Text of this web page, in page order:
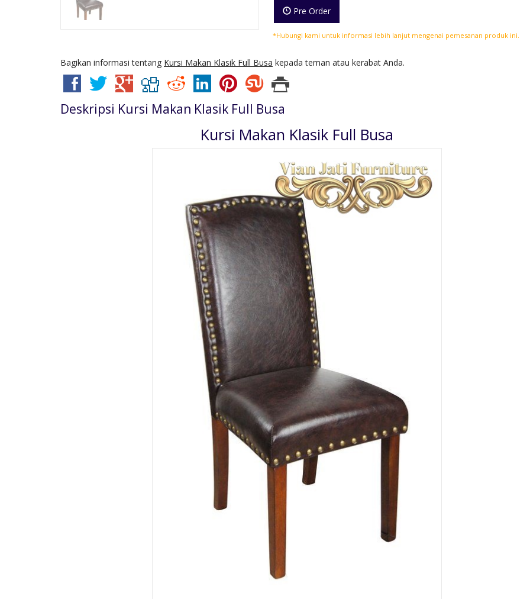
Pre Order
*Hubungi kami untuk informasi lebih lanjut mengenai pemesanan produk ini.
Bagikan informasi tentang Kursi Makan Klasik Full Busa kepada teman atau kerabat Anda.
Deskripsi Kursi Makan Klasik Full Busa
Kursi Makan Klasik Full Busa